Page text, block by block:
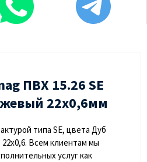
ПВХ 15.26 SE
22х0,6мм
типа SE, цвета Дуб
Всем клиентам мы
услуг как